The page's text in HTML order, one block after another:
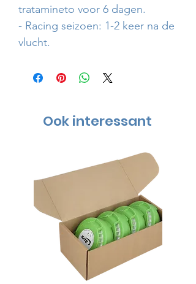
tratamineto voor 6 dagen.
- Racing seizoen: 1-2 keer na de
vlucht.
Ook interessant